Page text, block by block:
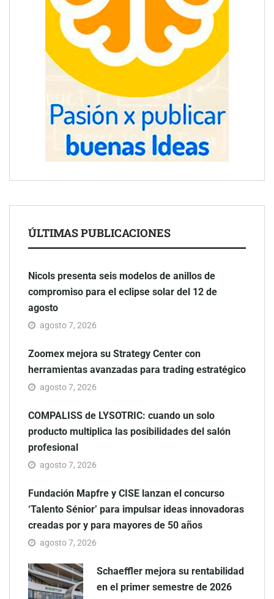
ÚLTIMAS PUBLICACIONES
Nicols presenta seis modelos de anillos de
compromiso para el eclipse solar del 12 de
agosto
agosto 7, 2026
Zoomex mejora su Strategy Center con
herramientas avanzadas para trading estratégico
agosto 7, 2026
COMPALISS de LYSOTRIC: cuando un solo
producto multiplica las posibilidades del salón
profesional
agosto 7, 2026
Fundación Mapfre y CISE lanzan el concurso
‘Talento Sénior’ para impulsar ideas innovadoras
creadas por y para mayores de 50 años
agosto 7, 2026
Schaeffler mejora su rentabilidad
en el primer semestre de 2026